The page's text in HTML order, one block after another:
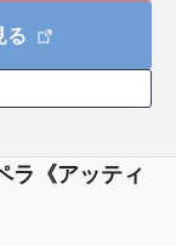
る
ラ《アッティ